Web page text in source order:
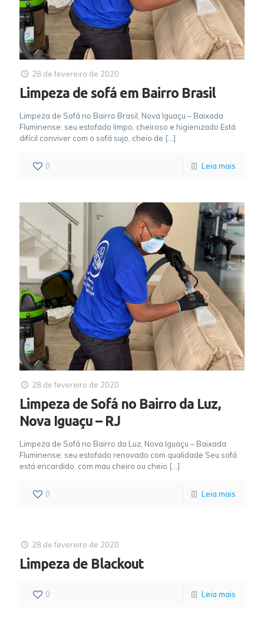
28 de fevereiro de 2020
Limpeza de sofá em Bairro Brasil
Limpeza de Sofá no Bairro Brasil, Nova Iguaçu – Baixada
Fluminense: seu estofado limpo, cheiroso e higienizado Está
difícil conviver com o sofá sujo, cheio de […]
0 Leia mais
28 de fevereiro de 2020
Limpeza de Sofá no Bairro da Luz,
Nova Iguaçu – RJ
Limpeza de Sofá no Bairro da Luz, Nova Iguaçu – Baixada
Fluminense: seu estofado renovado com qualidade Seu sofá
está encardido, com mau cheiro ou cheio […]
0 Leia mais
28 de fevereiro de 2020
Limpeza de Blackout
0 Leia mais